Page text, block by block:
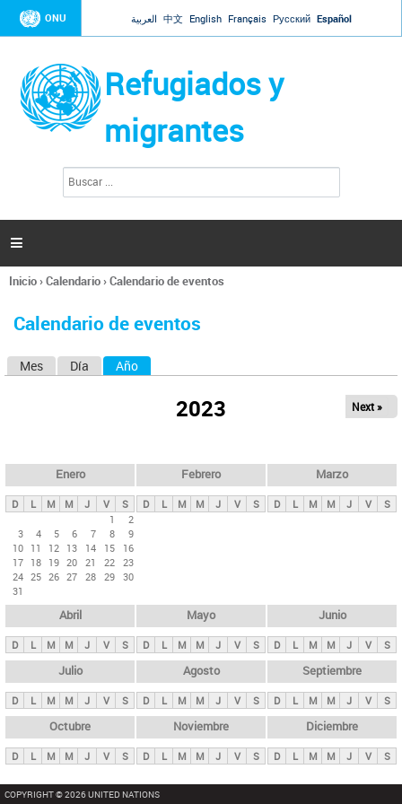
Jump to navigation
ONU العربية 中文 English Français Русский Español
Refugiados y
migrantes
l
d
s

Se
usted
Inicio›Calendario›Calendario de eventos
Calendario de eventos
s
p
n
c
i
p
l
e
s
Mes Día Año
2023 Next »
Enero
D L M M J V
S
1
2
3
4 5 6 7 8
9
10 11 12 13 14 15
16
17 18 19 20 21 22 23
24 25 26 27 28 29 30
31
Febrero
D L M M J V S
Marzo
D L M M J V S
Abril
D L M M J V S
Mayo
D L M M J V S
Junio
D L M M J V S
Julio
D L M M J V S
Agosto
D L M M J V S
Septiembre
D L M M J V S
Octubre
D L M M J V S
Noviembre
D L M M J V S
Diciembre
D L M M J V S
COPYRIGHT © 2026 UNITED NATIONS